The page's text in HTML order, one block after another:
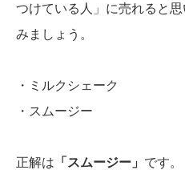
つけている人 」に売れると
みましょう。
・ミルクシェーク
・スムージー
正解は 「スムージー」 です。